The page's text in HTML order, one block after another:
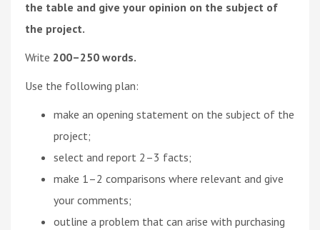
the table and give your opinion on the subject of
the project.
Write 200–250 words.
Use the following plan:
make an opening statement on the subject of the
project;
select and report 2–3 facts;
make 1–2 comparisons where relevant and give
your comments;
outline a problem that can arise with purchasing